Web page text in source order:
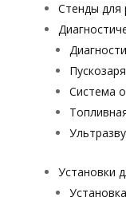
Стенды для
Система
Установки